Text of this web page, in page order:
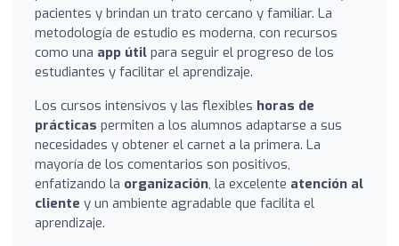
pacientes y brindan un trato cercano y familiar. La
metodología de estudio es moderna, con recursos
como una app útil para seguir el progreso de los
estudiantes y facilitar el aprendizaje.
Los cursos intensivos y las flexibles horas de
prácticas permiten a los alumnos adaptarse a sus
necesidades y obtener el carnet a la primera. La
mayoría de los comentarios son positivos,
enfatizando la organización, la excelente atención al
cliente y un ambiente agradable que facilita el
aprendizaje.